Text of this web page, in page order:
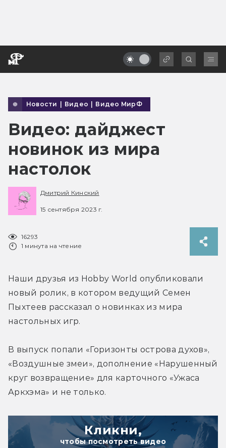
Новости | Видео | Видео МирФ
Видео: дайджест
новинок из мира
настолок
Дмитрий Кинский
15 сентября 2023 г.
16293
1 минута на чтение
Наши друзья из Hobby World опубликовали
новый ролик, в котором ведущий Семен
Пыхтеев рассказал о новинках из мира
настольных игр.
В выпуск попали «Горизонты острова духов»,
«Воздушные змеи», дополнение «Нарушенный
круг возвращение» для карточного «Ужаса
Аркхэма» и не только.
Кликни,
чтобы посмотреть видео